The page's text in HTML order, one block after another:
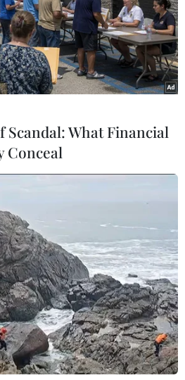
SPD là đảng mạnh
số phiếu ủng hộ,
đảng Xanh 14,8%, FDP
chọn vì nước Đức (AfD)
CSU
Scandal: What Financial
Conceal